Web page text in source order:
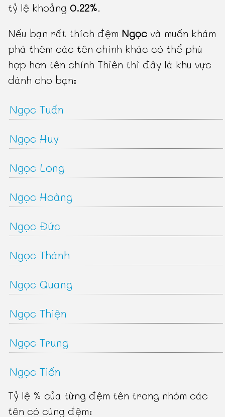
tỷ lệ khoảng0.22%.
Nếu bạn rất thích đệm Ngọc và muốn khám
phá thêm các tên chính khác có thể phù
hợp hơn tên chính Thiên thì đây là khu vực
dành cho bạn:
Ngọc Tuấn
Ngọc Huy
Ngọc Long
Ngọc Hoàng
Ngọc Đức
Ngọc Thành
Ngọc Quang
Ngọc Thiện
Ngọc Trung
Ngọc Tiến
Tỷ lệ % của từng đệm tên trong nhóm các
tên có cùng đệm: